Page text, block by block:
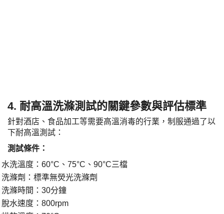
4. 耐高溫洗滌測試的關鍵參數與評估標準
針對酒店、食品加工等需要高溫消毒的行業，制服通過了以
下耐高溫測試：
​測試條件：​
水洗溫度： 60°C、75°C、90°C三檔
洗滌劑：標準無熒光洗滌劑
洗滌時間： 30分鐘
脫水速度： 800rpm